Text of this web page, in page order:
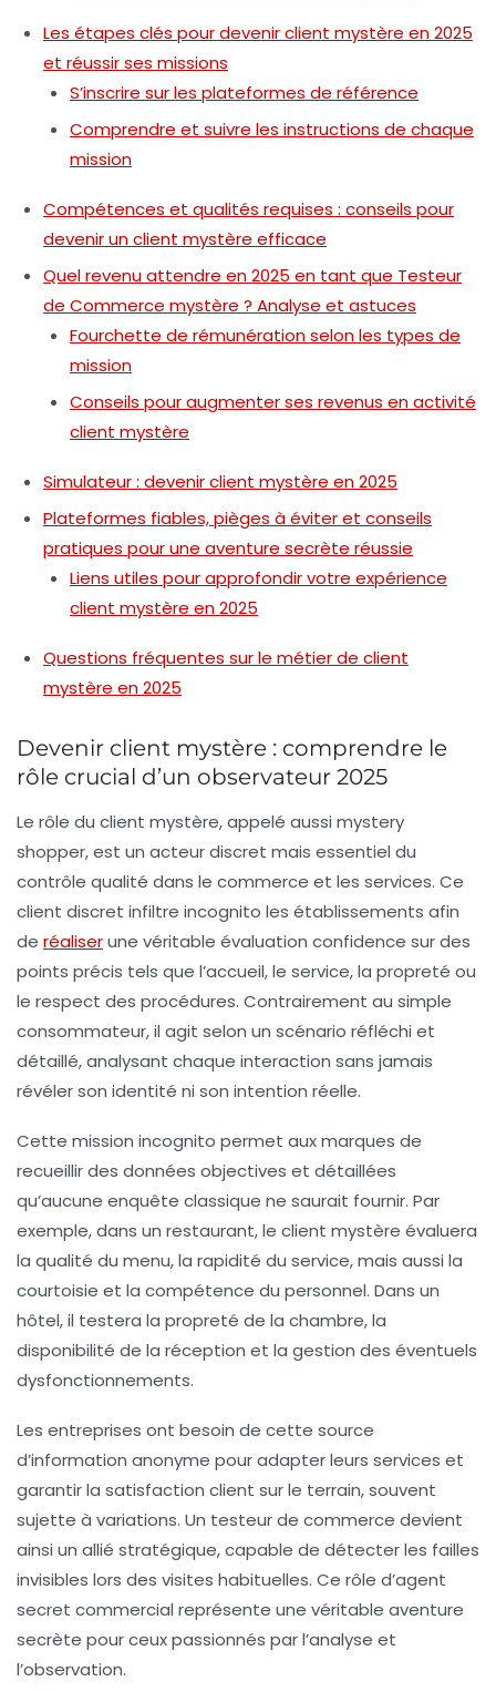
Les étapes clés pour devenir client mystère en 2025
et réussir ses missions
S’inscrire sur les plateformes de référence
Comprendre et suivre les instructions de chaque
mission
Compétences et qualités requises : conseils pour
devenir un client mystère efficace
Quel revenu attendre en 2025 en tant que Testeur
de Commerce mystère ? Analyse et astuces
Fourchette de rémunération selon les types de
mission
Conseils pour augmenter ses revenus en activité
client mystère
Simulateur : devenir client mystère en 2025
Plateformes fiables, pièges à éviter et conseils
pratiques pour une aventure secrète réussie
Liens utiles pour approfondir votre expérience
client mystère en 2025
Questions fréquentes sur le métier de client
mystère en 2025
Devenir client mystère : comprendre le
rôle crucial d’un observateur 2025
Le rôle du client mystère, appelé aussi mystery
shopper, est un acteur discret mais essentiel du
contrôle qualité dans le commerce et les services. Ce
client discret infiltre incognito les établissements afin
de réaliserune véritable évaluation confidence sur des
points précis tels que l’accueil, le service, la propreté ou
le respect des procédures. Contrairement au simple
consommateur, il agit selon un scénario réfléchi et
détaillé, analysant chaque interaction sans jamais
révéler son identité ni son intention réelle.
Cette mission incognito permet aux marques de
recueillir des données objectives et détaillées
qu’aucune enquête classique ne saurait fournir. Par
exemple, dans un restaurant, le client mystère évaluera
la qualité du menu, la rapidité du service, mais aussi la
courtoisie et la compétence du personnel. Dans un
hôtel, il testera la propreté de la chambre, la
disponibilité de la réception et la gestion des éventuels
dysfonctionnements.
Les entreprises ont besoin de cette source
d’information anonyme pour adapter leurs services et
garantir la satisfaction client sur le terrain, souvent
sujette à variations. Un testeur de commerce devient
ainsi un allié stratégique, capable de détecter les failles
invisibles lors des visites habituelles. Ce rôle d’agent
secret commercial représente une véritable aventure
secrète pour ceux passionnés par l’analyse et
l’observation.